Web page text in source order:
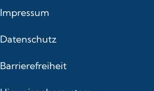
Impressum
Datenschutz
Barrierefreiheit